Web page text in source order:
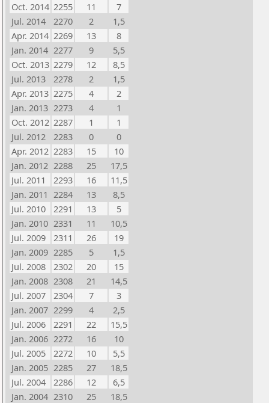
Oct. 2014 2255 11
7
Jul. 2014
2270 2
1,5
Apr. 2014 2269 13
8
Jan. 2014 2277 9
5,5
Oct. 2013 2279 12
8,5
Jul. 2013
2278 2
1,5
Apr. 2013 2275 4
2
Jan. 2013 2273 4
1
Oct. 2012 2287 1
1
Jul. 2012
2283 0
0
Apr. 2012 2283 15
10
Jan. 2012 2288 25
17,5
Jul. 2011
2293 16
11,5
Jan. 2011 2284 13
8,5
Jul. 2010
2291 13
5
Jan. 2010 2331 11
10,5
Jul. 2009
2311 26
19
Jan. 2009 2285 5
1,5
Jul. 2008
2302 20
15
Jan. 2008 2308 21
14,5
Jul. 2007
2304 7
3
Jan. 2007 2299 4
2,5
Jul. 2006
2291 22
15,5
Jan. 2006 2272 16
10
Jul. 2005
2272 10
5,5
Jan. 2005 2285 27
18,5
Jul. 2004
2286 12
6,5
Jan. 2004 2310 25
18,5